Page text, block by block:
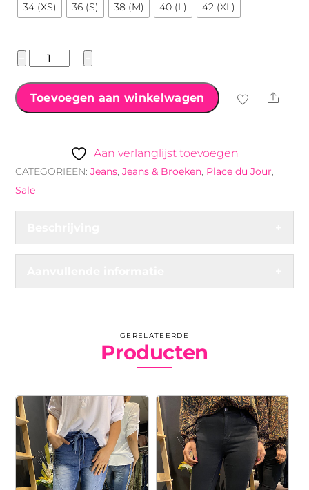
34 (XS) 36 (S) 38 (M) 40 (L) 42 (XL)
place
jour
met
aantal
Toevoegen aan winkelwagen Share
Aan verlanglijst toevoegen
CATEGORIEËN:Jeans,Jeans & Broeken, Place du Jour,
Sale
GERELATEERDE
Producten